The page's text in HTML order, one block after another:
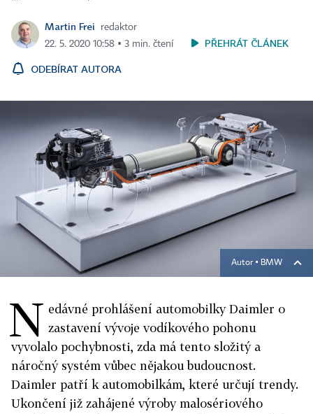
Martin Frei
redaktor
22. 5. 2020 10:58 ▪ 3 min. čtení
PŘEHRÁT ČLÁNEK
ODEBÍRAT AUTORA
Autor ▪ BMW
N edávné prohlášení automobilky Daimler o
zastavení vývoje vodíkového pohonu
vyvolalo pochybnosti, zda má tento složitý a
náročný systém vůbec nějakou budoucnost.
Daimler patří k automobilkám, které určují trendy.
Ukončení již zahájené výroby malosériového